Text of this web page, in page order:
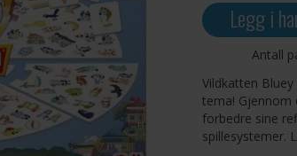
Legg i
Antall
Vildkatten
tema! Gjennom
forbedre sine
spillesystemer.